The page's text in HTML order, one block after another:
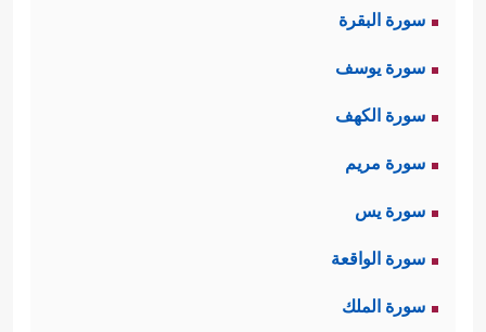
سورة البقرة
سورة يوسف
سورة الكهف
سورة مريم
سورة يس
سورة الواقعة
سورة الملك